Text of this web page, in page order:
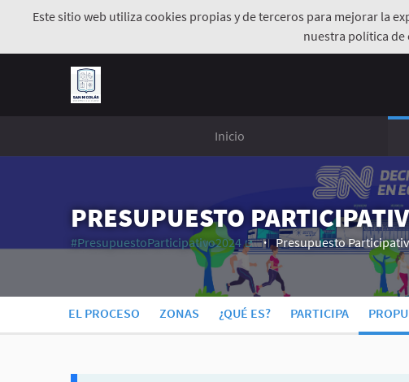
Este sitio web utiliza cookies propias y de terceros para mejorar la
nuestra política de
Inicio
PRESUPUESTO
#PresupuestoParticipativo2024
(Enlace externo)
Presupuesto
EL PROCESO ZONAS ¿QUÉ ES? PARTICIPA